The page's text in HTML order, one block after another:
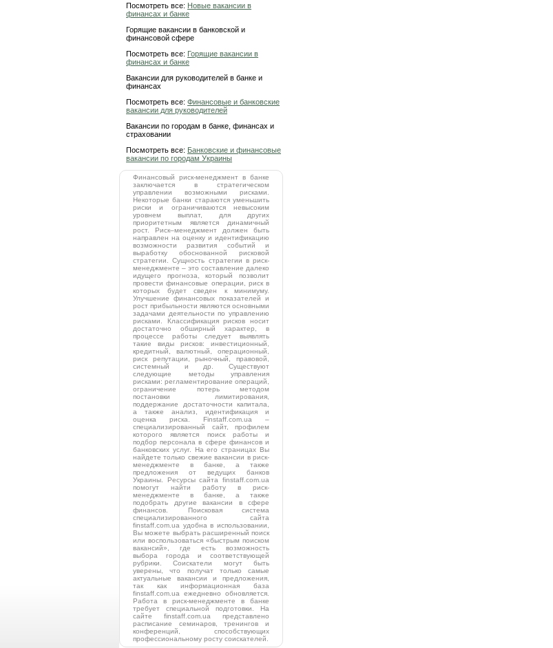
Посмотреть все: Новые вакансии в
финансах и банке
Горящие вакансии в банковской и
финансовой сфере
Посмотреть все: Горящие вакансии в
финансах и банке
Вакансии для руководителей в банке и
финансах
Посмотреть все: Финансовые и банковские
вакансии для руководителей
Вакансии по городам в банке, финансах и
страховании
Посмотреть все: Банковские и финансовые
вакансии по городам Украины
Финансовый риск-менеджмент в банке
заключается в стратегическом
управлении возможными рисками.
Некоторые банки стараются уменьшить
риски и ограничиваются невысоким
уровнем выплат, для других
приоритетным является динамичный
рост. Риск–менеджмент должен быть
направлен на оценку и идентификацию
возможности развития событий и
выработку обоснованной рисковой
стратегии. Сущность стратегии в риск-
менеджменте – это составление далеко
идущего прогноза, который позволит
провести финансовые операции, риск в
которых будет сведен к минимуму.
Улучшение финансовых показателей и
рост прибыльности являются основными
задачами деятельности по управлению
рисками. Классификация рисков носит
достаточно обширный характер, в
процессе работы следует выявлять
такие виды рисков: инвестиционный,
кредитный, валютный, операционный,
риск репутации, рыночный, правовой,
системный и др. Существуют
следующие методы управления
рисками: регламентирование операций,
ограничение потерь методом
постановки лимитирования,
поддержание достаточности капитала,
а также анализ, идентификация и
оценка риска. Finstaff.com.ua –
специализированный сайт, профилем
которого является поиск работы и
подбор персонала в сфере финансов и
банковских услуг. На его страницах Вы
найдете только свежие вакансии в риск-
менеджменте в банке, а также
предложения от ведущих банков
Украины. Ресурсы сайта finstaff.com.ua
помогут найти работу в риск-
менеджменте в банке, а также
подобрать другие вакансии в сфере
финансов. Поисковая система
специализированного сайта
finstaff.com.ua удобна в использовании,
Вы можете выбрать расширенный поиск
или воспользоваться «быстрым поиском
вакансий», где есть возможность
выбора города и соответствующей
рубрики. Соискатели могут быть
уверены, что получат только самые
актуальные вакансии и предложения,
так как информационная база
finstaff.com.ua ежедневно обновляется.
Работа в риск-менеджменте в банке
требует специальной подготовки. На
сайте finstaff.com.ua представлено
расписание семинаров, тренингов и
конференций, способствующих
профессиональному росту соискателей.